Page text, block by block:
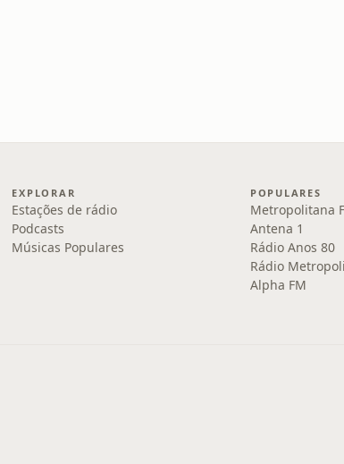
EXPLORAR
Estações de rádio
Podcasts
Músicas Populares
POPULARES
Metropolitana
Antena 1
Rádio Anos 80
Rádio
Alpha FM